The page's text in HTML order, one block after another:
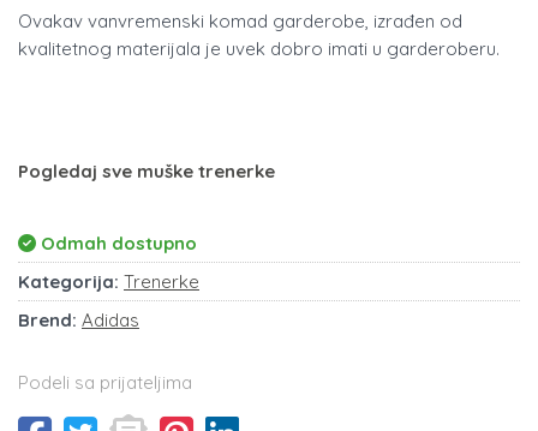
Ovakav vanvremenski komad garderobe, izrađen od
kvalitetnog materijala je uvek dobro imati u garderoberu.
Pogledaj sve muške trenerke
Odmah dostupno
Kategorija: Trenerke
Brend: Adidas
Podeli sa prijateljima